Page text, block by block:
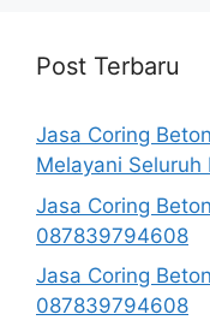
Post Terbaru
Jasa Coring
Melayani
Jasa Coring
087839794608
Jasa Coring
087839794608